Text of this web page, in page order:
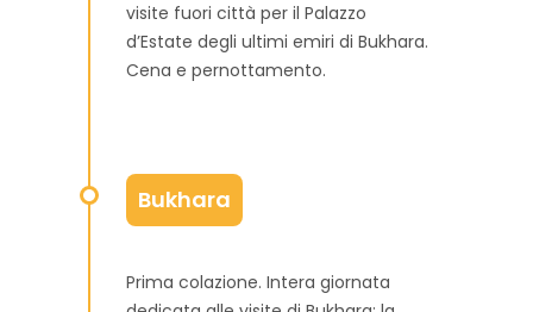
visite fuori città per il Palazzo
d’Estate degli ultimi emiri di Bukhara.
Cena e pernottamento.
Bukhara
Prima colazione. Intera giornata